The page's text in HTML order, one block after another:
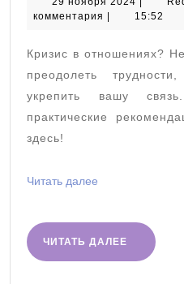
как
с
ним
ноября
комментария | 15:52
Кризис в отношениях?
преодолеть
укрепить вашу
практические
здесь!
Читать далее
ЧИТАТЬ ДАЛЕЕ
ЧИТАТЬ
ДАЛЕЕ